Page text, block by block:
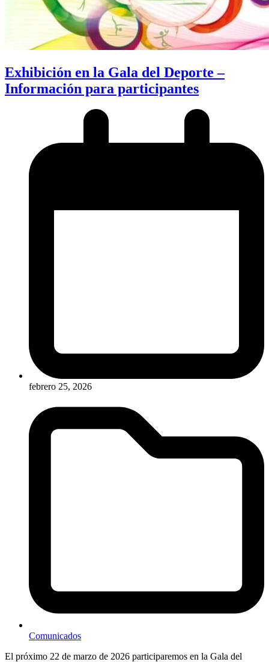
Exhibición en la Gala del Deporte –
Información para participantes
febrero 25, 2026
Comunicados
El próximo 22 de marzo de 2026 participaremos en la Gala del